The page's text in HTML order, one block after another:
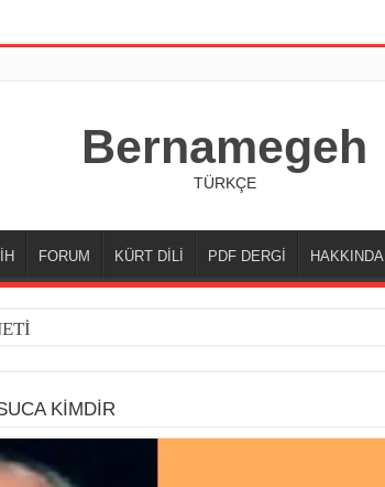
Bernamegeh
TÜRKÇE
FORUM KÜRT DİLİ PDF DERGİ HAKKINDA
KİMDİR